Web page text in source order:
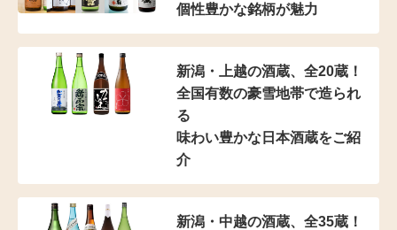
個性豊かな銘柄が魅力
新潟・上越の酒蔵、全20蔵！
全国有数の豪雪地帯で造られ
る
味わい豊かな日本酒蔵をご紹
介
新潟・中越の酒蔵、全35蔵！